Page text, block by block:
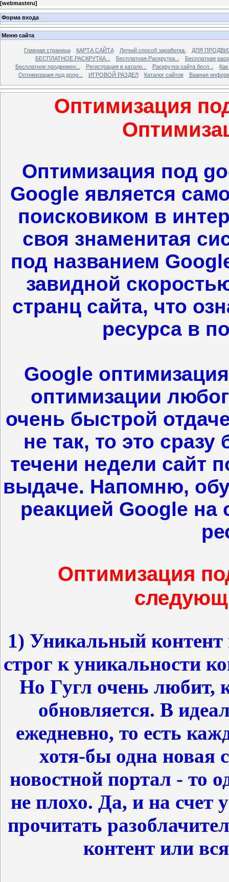
[webmasteru]
Форма входа
Меню сайта
Главная страница КАРТА САЙТА Легкий способ заработка.
ДЛЯ
БЕСПЛАТНОЕ РАСКРУТКА...
Бесплатная Раскрутка...
Бесплатная
Бесплатное продвижен...
Регистрация в катало... Раскрутка сайта бесп...
Оптимизация под goog...
ИГРОВОЙ РАЗДЕЛ Каталог сайтов Важная
Оптимизация
Оптимизация под
Google является
поисковиком в
своя знаменитая
под названием
завидной
странц сайта, что
ресурса в
Google
оптимизации
очень быстрой
не так, то это
течени недели сайт
выдаче. Напомню,
реакцией Google на
Оптимизация
1) Уникальный контент
строг к уникальности
Но Гугл очень любит,
обновляется. В
ежедневно, то есть
хотя-бы одна новая
новостной портал - то
не плохо. Да, и на счет
прочитать
контент или